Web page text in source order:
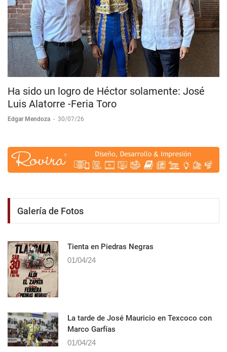
Ha sido un logro de Héctor solamente: José
Luis Alatorre -Feria Toro
Edgar Mendoza - 30/07/26
Galería de Fotos
Tienta en Piedras Negras
01/04/24
La tarde de José Mauricio en Texcoco con
Marco Garfías
01/04/24